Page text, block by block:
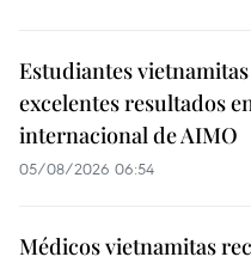
Estudiantes
excelentes resultados
internacional de AIMO
05/08/2026 06:54
Médicos vietnamitas